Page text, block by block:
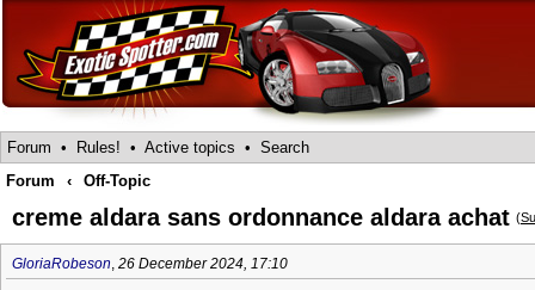
Forum • Rules! • Active topics • Search
Forum
‹ Off-Topic
creme aldara sans ordonnance aldara achat (
GloriaRobeson, 26 December 2024, 17:10